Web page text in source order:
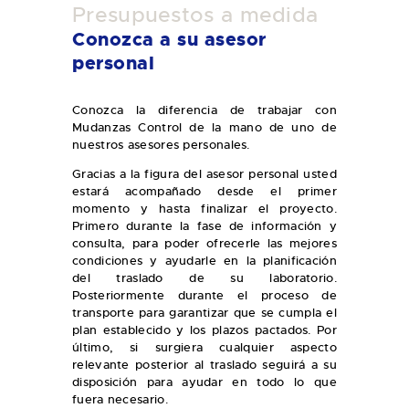
Presupuestos a medida
Conozca a su asesor
personal
Conozca la diferencia de trabajar con
Mudanzas Control de la mano de uno de
nuestros asesores personales.
Gracias a la figura del asesor personal usted
estará acompañado desde el primer
momento y hasta finalizar el proyecto.
Primero durante la fase de información y
consulta, para poder ofrecerle las mejores
condiciones y ayudarle en la planificación
del traslado de su laboratorio.
Posteriormente durante el proceso de
transporte para garantizar que se cumpla el
plan establecido y los plazos pactados. Por
último, si surgiera cualquier aspecto
relevante posterior al traslado seguirá a su
disposición para ayudar en todo lo que
fuera necesario.